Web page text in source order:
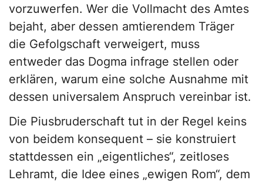
vorzuwerfen. Wer die Vollmacht des Amtes
bejaht, aber dessen amtierendem Träger
die Gefolgschaft verweigert, muss
entweder das Dogma infrage stellen oder
erklären, warum eine solche Ausnahme mit
dessen universalem Anspruch vereinbar ist.
Die Piusbruderschaft tut in der Regel keins
von beidem konsequent – sie konstruiert
stattdessen ein „eigentliches“, zeitloses
Lehramt, die Idee eines „ewigen Rom“, dem